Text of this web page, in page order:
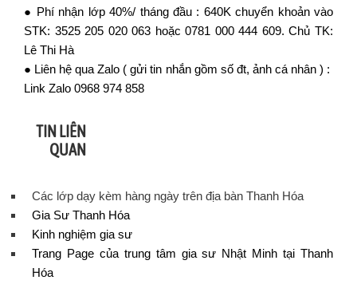
● Phí nhận lớp 40%/ tháng đầu : 640K chuyển khoản vào
STK: 3525 205 020 063 hoặc 0781 000 444 609. Chủ TK:
Lê Thi Hà
● Liên hệ qua Zalo ( gửi tin nhắn gồm số đt, ảnh cá nhân ) :
Link Zalo 0968 974 858
TIN LIÊN
QUAN
Các lớp dạy kèm hàng ngày trên địa bàn Thanh Hóa
Gia Sư Thanh Hóa
Kinh nghiệm gia sư
Trang Page của trung tâm gia sư Nhật Minh tại Thanh
Hóa